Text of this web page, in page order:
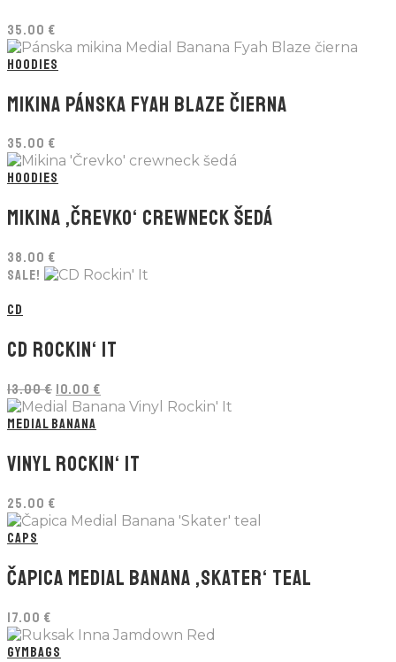
35.00 €
HOODIES
MIKINA PÁNSKA FYAH BLAZE ČIERNA
35.00 €
HOODIES
MIKINA ‚ČREVKO‘ CREWNECK ŠEDÁ
38.00 €
SALE!
CD
CD ROCKIN‘ IT
13.00€ Pôvodná
cena
bola:
10.00 €
cena
MEDIAL BANANA
VINYL ROCKIN‘ IT
25.00 €
CAPS
ČAPICA MEDIAL BANANA ‚SKATER‘ TEAL
17.00 €
GYMBAGS